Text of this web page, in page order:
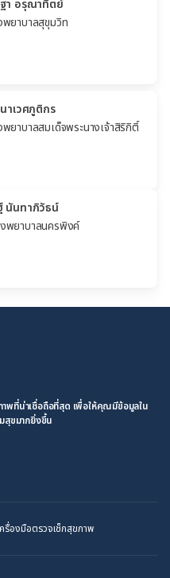
า อรุณาทิตย์
พยาบาลสุขุมวิท
เวศภูติกร
พยาบาลสมเด็จพระนางเจ้าสิริกิติ์
นทาภิวัธน์
พยาบาลนครพิงค์
ที่น่าเชื่อถือที่สุด เพื่อให้คุณมีข้อมูลใน
สุขมากยิ่งขึ้น
รื่องมือตรวจเช็กสุขภาพ